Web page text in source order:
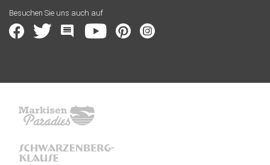
Besuchen Sie uns auch auf